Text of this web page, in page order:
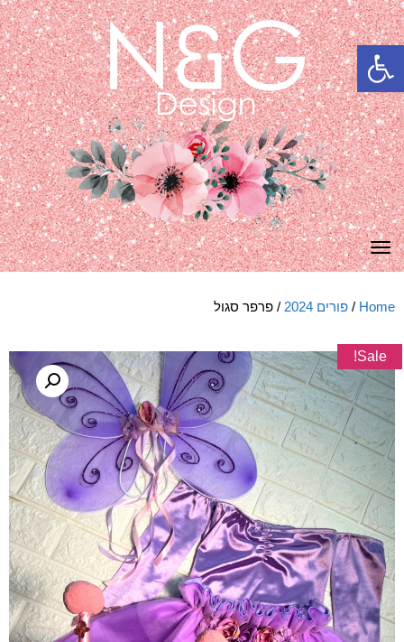
פתח סרגל נגישות
תפריט
Home
/ פורים 2024 / פרפר סגול
Sale!